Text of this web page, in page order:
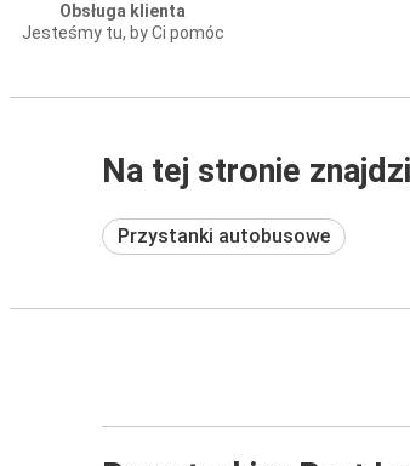
Obsługa klienta
Jesteśmy tu, by Ci pomóc
Na tej stronie
Przystanki autobusowe